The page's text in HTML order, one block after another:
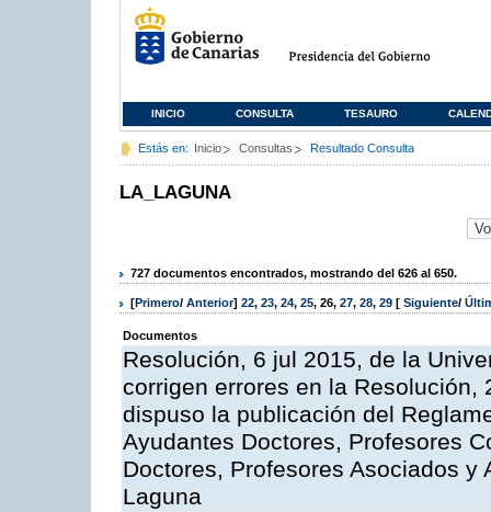
INICIO CONSULTA TESAURO
Estás en: Inicio Consultas Resultado Consulta
LA_LAGUNA
727 documentos encontrados, mostrando del 626 al 650.
[Primero/ Anterior] 22, 23, 24, 25, 26, 27, 28, 29 [ Siguiente/
Documentos
Resolución, 6 jul 2015, de la
corrigen errores en la Resolución,
dispuso la publicación del
Ayudantes Doctores, Profesores
Doctores, Profesores Asociados
Laguna